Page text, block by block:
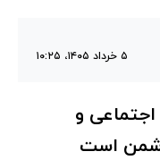
۵ خرداد ۱۴۰۵، ۱۰:۲۵
و
دشمن است